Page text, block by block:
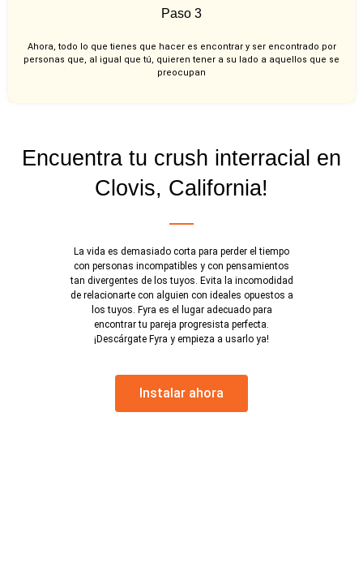
Paso 3
Ahora, todo lo que tienes que hacer es encontrar y ser encontrado por
personas que, al igual que tú, quieren tener a su lado a aquellos que se
preocupan
Encuentra tu crush interracial en
Clovis, California!
La vida es demasiado corta para perder el tiempo
con personas incompatibles y con pensamientos
tan divergentes de los tuyos. Evita la incomodidad
de relacionarte con alguien con ideales opuestos a
los tuyos. Fyra es el lugar adecuado para
encontrar tu pareja progresista perfecta.
¡Descárgate Fyra y empieza a usarlo ya!
Instalar ahora